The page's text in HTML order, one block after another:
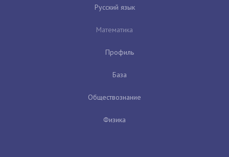
Русский язык
Математика
Профиль
База
Обществознание
Физика